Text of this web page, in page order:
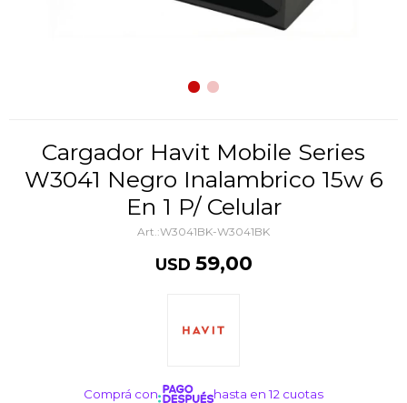
Cargador Havit Mobile Series
W3041 Negro Inalambrico 15w 6
En 1 P/ Celular
W3041BK-W3041BK
USD 59,00
Comprá con
hasta en 12 cuotas